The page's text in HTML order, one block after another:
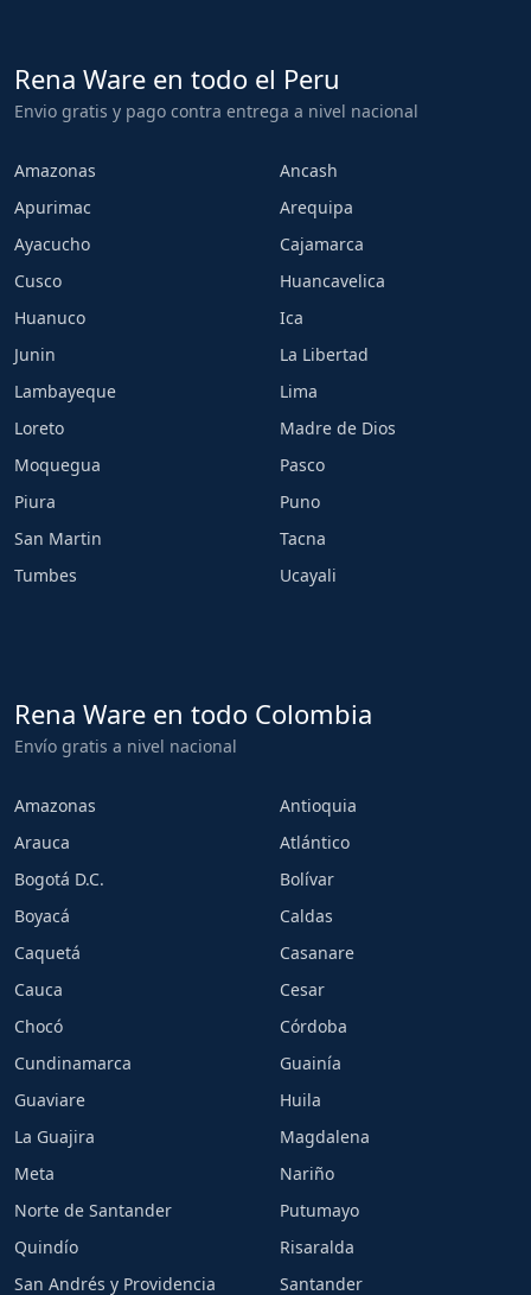
Rena Ware en todo el Peru
Envio gratis y pago contra entrega a nivel nacional
Amazonas
Ancash
Apurimac
Arequipa
Ayacucho
Cajamarca
Cusco
Huancavelica
Huanuco
Ica
Junin
La Libertad
Lambayeque
Lima
Loreto
Madre de Dios
Moquegua
Pasco
Piura
Puno
San Martin
Tacna
Tumbes
Ucayali
Rena Ware en todo Colombia
Envío gratis a nivel nacional
Amazonas
Antioquia
Arauca
Atlántico
Bogotá D.C.
Bolívar
Boyacá
Caldas
Caquetá
Casanare
Cauca
Cesar
Chocó
Córdoba
Cundinamarca
Guainía
Guaviare
Huila
La Guajira
Magdalena
Meta
Nariño
Norte de Santander
Putumayo
Quindío
Risaralda
San Andrés y Providencia
Santander